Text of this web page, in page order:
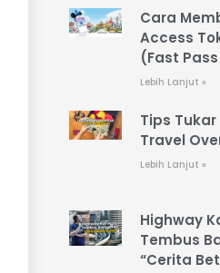
Cara
Access
(Fast
Lebih Lanjut »
Tips
Travel
Lebih Lanjut »
Highway
Tembus
“Cerita